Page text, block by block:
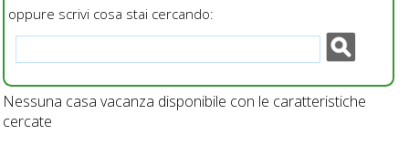
oppure scrivi cosa stai cercando:
Nessuna casa vacanza disponibile con le caratteristiche
cercate